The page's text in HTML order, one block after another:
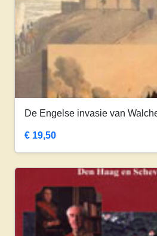
De Engelse invasie van
€ 19,50